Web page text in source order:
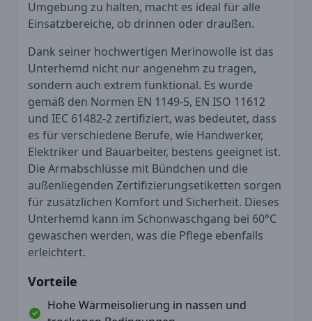
Umgebung zu halten, macht es ideal für alle
Einsatzbereiche, ob drinnen oder draußen.
Dank seiner hochwertigen Merinowolle ist das
Unterhemd nicht nur angenehm zu tragen,
sondern auch extrem funktional. Es wurde
gemäß den Normen EN 1149-5, EN ISO 11612
und IEC 61482-2 zertifiziert, was bedeutet, dass
es für verschiedene Berufe, wie Handwerker,
Elektriker und Bauarbeiter, bestens geeignet ist.
Die Armabschlüsse mit Bündchen und die
außenliegenden Zertifizierungsetiketten sorgen
für zusätzlichen Komfort und Sicherheit. Dieses
Unterhemd kann im Schonwaschgang bei 60°C
gewaschen werden, was die Pflege ebenfalls
erleichtert.
Vorteile
Hohe Wärmeisolierung in nassen und